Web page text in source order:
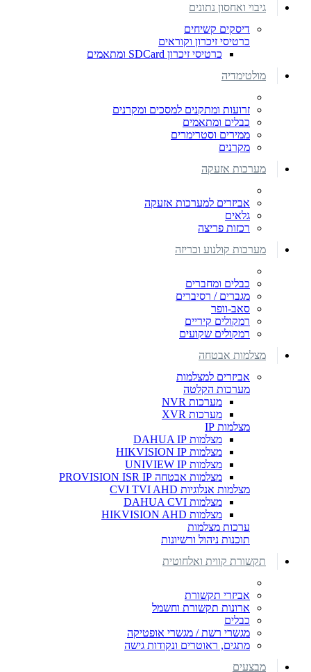
גיבוי ואחסון נתונים
דיסקים קשיחים
כרטיסי זיכרון וקוראים
כרטיסי זיכרון SDCard ומתאמים
מולטימדיה
זרועות ומתקנים למסכים ומקרנים
כבלים ומתאמים
ממירים וסטרימרים
מקרנים
מערכות אזעקה
אביזרים למערכות אזעקה
גלאים
רכזות פריצה
מערכות קולנוע וכריזה
כבלים ומחברים
מגברים / רסיברים
סאב-וופר
רמקולים קיריים
רמקולים שקועים
מצלמות אבטחה
אביזרים למצלמות
מערכות הקלטה
מערכות NVR
מערכות XVR
מצלמות IP
מצלמות DAHUA IP
מצלמות HIKVISION IP
מצלמות UNIVIEW IP
מצלמות אבטחה PROVISION ISR IP
מצלמות אנלוגיות CVI TVI AHD
מצלמות DAHUA CVI
מצלמות HIKVISION AHD
ערכות מצלמות
תוכנות ניהול ורשיונות
תקשורת קווית ואלחוטית
אביזרי תקשורת
ארונות תקשורת וחשמל
כבלים
מגשרי רשת / מגשרי אופטיקה
מתגים, ראוטרים ונקודות גישה
מבצעים